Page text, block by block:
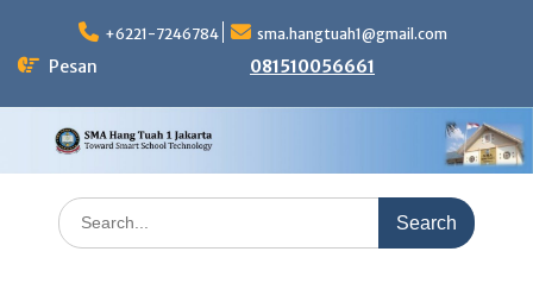
content
+6221-7246784 sma.hangtuah1@gmail.com
Pesan 081510056661
Search
for: